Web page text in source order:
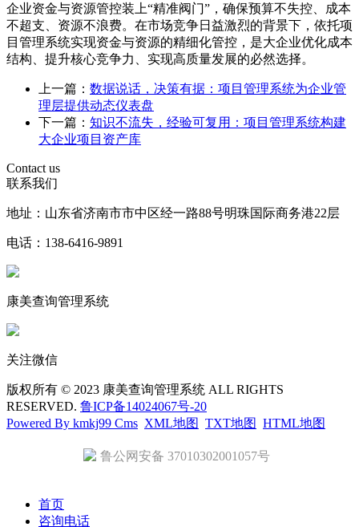
企业资金与资源管控装上“精准阀门”，确保预算不失控、成本
不超支、资源不浪费。在市场竞争日益激烈的背景下，依托项
目管理系统实现资金与资源的精细化管控，是大企业优化成本
结构、提升核心竞争力、实现高质量发展的必然选择。
上一篇： 数据说话，决策有据：项目管理系统为企业管
理层提供动态仪表盘
下一篇： 知识不流失，经验可复用：项目管理系统构建
大企业项目资产库
Contact us
联系我们
地址：山东省济南市市中区经一路88号明珠国际商务港22层
电话：138-6416-9891
康美查询管理系统
关注微信
版权所有 © 2023 康美查询管理系统 ALL RIGHTS
RESERVED. 鲁ICP备14024067号-20
Powered By kmkj99 Cms XML地图 TXT地图 HTML地图
鲁公网安备 37010302001057号
首页
咨询电话